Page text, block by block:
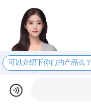
可以介绍下你们的产品么？